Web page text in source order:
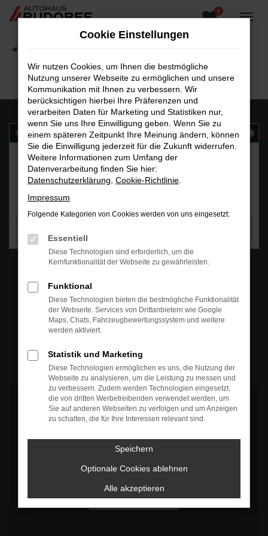
Zum
0
WhatsAPP
Telefon
+49 4295 557
Öffnungszeiten
MO-DO: 07:30 bis 18:00 Uhr
FR: 07:30 bis 17:30 Uhr
Es wird versucht, Inhalte vonwww.google.comzu laden. Dabei
können Daten an Dritte weitergegeben werden. Wenn Sie damit
Bestätigen
Cookie Einstellungen
Wir nutzen Cookies, um Ihnen die bestmögliche
Nutzung unserer Webseite zu ermöglichen und unsere
Kommunikation mit Ihnen zu verbessern. Wir
berücksichtigen hierbei Ihre Präferenzen und
verarbeiten Daten für Marketing und Statistiken nur,
wenn Sie uns Ihre Einwilligung geben. Wenn Sie zu
einem späteren Zeitpunkt Ihre Meinung ändern, können
Sie die Einwilligung jederzeit für die Zukunft widerrufen.
Weitere Informationen zum Umfang der
Datenverarbeitung finden Sie hier:
Datenschutzerklärung Cookie-Richtlinie
Impressum
Folgende Kategorien von Cookies werden von uns eingesetzt:
Essentiell
Diese Technologien sind erforderlich, um die
Kernfunktionalität der Webseite zu gewährleisten.
Funktional
Diese Technologien bieten die bestmögliche Funktionalität
der Webseite. Services von Drittanbietern wie Google
Maps, Chats, Fahrzeugbewertungssystem und weitere
werden aktiviert.
Statistik und Marketing
Diese Technologien ermöglichen es uns, die Nutzung der
Webseite zu analysieren, um die Leistung zu messen und
zu verbessern. Zudem werden Technologien eingesetzt,
die von dritten Werbetreibenden verwendet werden, um
Sie auf anderen Webseiten zu verfolgen und um Anzeigen
zu schalten, die für Ihre Interessen relevant sind.
Speichern
Optionale Cookies ablehnen
Alle akzeptieren